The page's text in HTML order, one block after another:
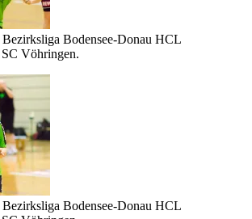
Bodensee-Donau HCL
Vöhringen.
Bodensee-Donau HCL